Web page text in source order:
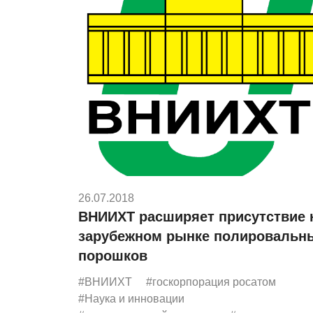
26.07.2018
ВНИИХТ расширяет присутствие
зарубежном рынке
порошков
#ВНИИХТ
#госкорпорация росатом
#Наука и инновации